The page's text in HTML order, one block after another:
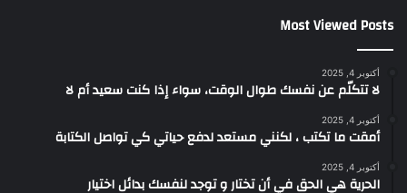
Most Viewed Posts
أكتوبر 4, 2025
لا تتكلّم عن نفسك طوال الوقت، سواء إذا كنت سعيد أم لا
أكتوبر 4, 2025
أمقت ما تكتب ، لكنني مستعد لدفع حياتي كي تواصل الكتابة
أكتوبر 4, 2025
الحرية هي الحق في أن تختار و توجد لنفسك بدائل اختيار